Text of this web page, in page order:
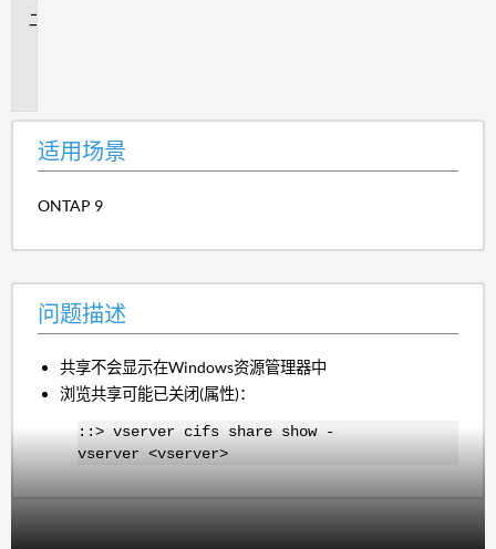
适用场景
ONTAP 9
问题描述
共享不会显示在Windows资源管理器中
浏览共享可能已关闭(属性)：
::> vserver cifs share show -
vserver <vserver>